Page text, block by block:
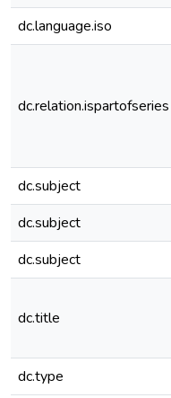
dc.language.iso
dc.relation.ispartofseries
dc.subject
dc.subject
dc.subject
dc.title
dc.type